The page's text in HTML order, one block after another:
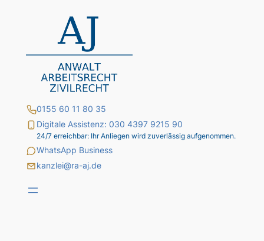
0155 60 11 80 35
Digitale Assistenz: 030 4397 9215 90
24/7 erreichbar: Ihr Anliegen wird zuverlässig aufgenommen.
WhatsApp Business
kanzlei@ra-aj.de